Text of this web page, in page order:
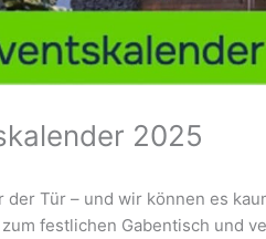
2025
der Tür – und wir können es
festlichen Gabentisch und